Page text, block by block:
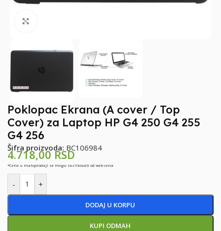
Poklopac Ekrana (A cover / Top
Cover) za Laptop HP G4 250 G4 255
G4 256
Šifra proizvoda: BC106984
4.718,00RSD
*Cene u maloprodaji se mogu razlikovati od web cena
- +
DODAJ U KORPU
KUPI ODMAH